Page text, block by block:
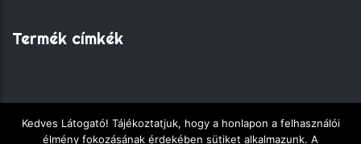
Termék címkék
Copyright © 2018 - Fekete Sas Gyorsétkezde - Minden jog
Kedves Látogató! Tájékoztatjuk, hogy a honlapon a felhasználói
élmény fokozásának érdekében sütiket alkalmazunk. A